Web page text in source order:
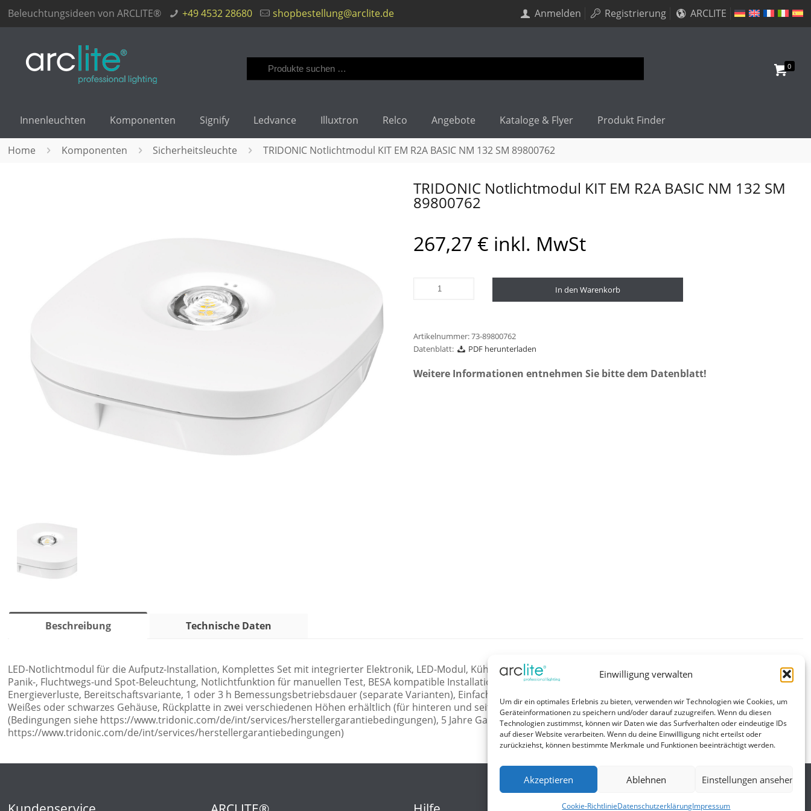
Einwilligung verwalten
Um dir ein optimales Erlebnis zu bieten, verwenden wir Technologien wie Cookies, um
Geräteinformationen zu speichern und/oder darauf zuzugreifen. Wenn du diesen
Technologien zustimmst, können wir Daten wie das Surfverhalten oder eindeutige IDs
auf dieser Website verarbeiten. Wenn du deine Einwillligung nicht erteilst oder
zurückziehst, können bestimmte Merkmale und Funktionen beeinträchtigt werden.
Akzeptieren Ablehnen Einstellungen ansehen
Cookie-RichtlinieDatenschutzerklärungImpressum
Beleuchtungsideen von ARCLITE® +49 4532 28680 shopbestellung@arclite.de Anmelden Registrierung ARCLITE
Suchen
nach:
0
Innenleuchten Komponenten Signify Ledvance Illuxtron Relco Angebote Kataloge & Flyer Produkt Finder
Home Komponenten Sicherheitsleuchte TRIDONIC Notlichtmodul KIT EM R2A BASIC NM 132 SM 89800762
TRIDONIC Notlichtmodul KIT EM R2A BASIC NM 132 SM
89800762
267,27 € inkl. MwSt
In den Warenkorb
Artikelnummer:73-89800762
Datenblatt:
PDF herunterladen
Weitere Informationen entnehmen Sie bitte dem Datenblatt!
Beschreibung Technische Daten
LED-Notlichtmodul für die Aufputz-Installation, Komplettes Set mit integrierter Elektronik, LED-Modul, Kühlfläche, Optik und Akku, Beinhaltet click-in Multi-Linsen-Optik für Anti-
Panik-, Fluchtwegs-und Spot-Beleuchtung, Notlichtfunktion für manuellen Test, BESA kompatible Installation, EM = Emergency, Ausgangsleistung 1,5 W, Sehr geringe stand-by
Energieverluste, Bereitschaftsvariante, 1 oder 3 h Bemessungsbetriebsdauer (separate Varianten), Einfacher Anschluss des Lithium-Eisenphosphat-Akkus mit Stecksystem,
Weißes oder schwarzes Gehäuse, Rückplatte in zwei verschiedenen Höhen erhältlich (für hinteren und seitlichen Einstieg), 5 Jahre Garantie Elektronik (LED-Treiber)
(Bedingungen siehe https://www.tridonic.com/de/int/services/herstellergarantiebedingungen), 5 Jahre Garantie für LiFePO4-Akkus (Bedingungen siehe
https://www.tridonic.com/de/int/services/herstellergarantiebedingungen)